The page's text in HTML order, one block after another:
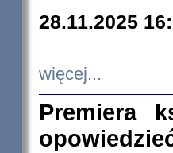
28.11.2025
więcej...
Premiera